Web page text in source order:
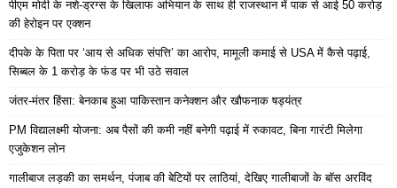
पीएम मोदी के नशे-ड्रग्स के खिलाफ अभियान के साथ ही राजस्थान में पाक से आई 50 करोड़
की हेरोइन पर एक्शन
दीपके के पिता पर ‘आय से अधिक संपत्ति’ का आरोप, मामूली कमाई से USA में कैसे पढ़ाई,
सिब्बल के 1 करोड़ के फंड पर भी उठे सवाल
जंतर-मंतर हिंसा: बेनकाब हुआ पाकिस्तान कनेक्शन और खौफनाक षड्यंत्र
PM विद्यालक्ष्मी योजना: अब पैसों की कमी नहीं बनेगी पढ़ाई में रुकावट, बिना गारंटी मिलेगा
एजुकेशन लोन
गालीबाज लड़की का समर्थन, पंजाब की बेटियों पर लाठियां, देखिए गालीबाजों के बॉस अरविंद